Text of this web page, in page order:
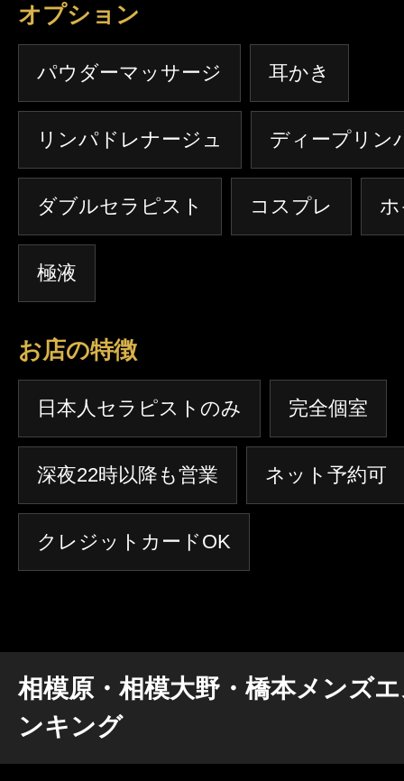
オプション
パウダーマッサージ 耳かき
リンパドレナージュ ディープリン
ダブルセラピスト コスプレ
極液
お店の特徴
日本人セラピストのみ 完全個室
深夜22時以降も営業 ネット予約可
クレジットカードOK
相模原・相模大野・橋本メンズ
ンキング